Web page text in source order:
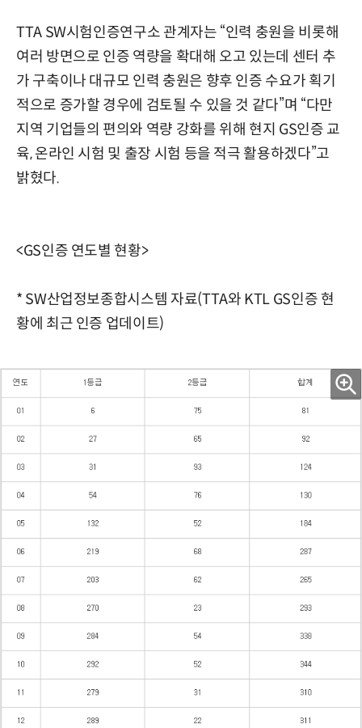
TTA SW시험인증연구소 관계자는 “인력 충원을 비롯해
여러 방면으로 인증 역량을 확대해 오고 있는데 센터 추
가 구축이나 대규모 인력 충원은 향후 인증 수요가 획기
적으로 증가할 경우에 검토될 수 있을 것 같다”며 “다만
지역 기업들의 편의와 역량 강화를 위해 현지 GS인증 교
육, 온라인 시험 및 출장 시험 등을 적극 활용하겠다”고
밝혔다.
<GS인증 연도별 현황>
* SW산업정보종합시스템 자료(TTA와 KTL GS인증 현
황에 최근 인증 업데이트)